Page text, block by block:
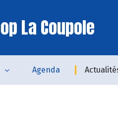
La Coupole
Agenda